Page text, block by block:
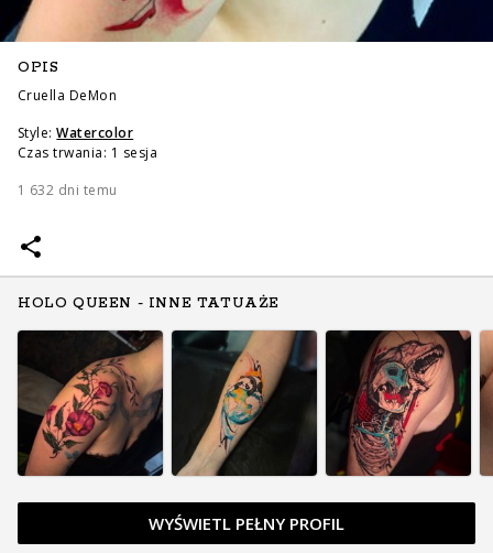
OPIS
Cruella DeMon
Style: Watercolor
Czas trwania: 1 sesja
1 632 dni temu
HOLO QUEEN - INNE TATUAŻE
WYŚWIETL PEŁNY PROFIL